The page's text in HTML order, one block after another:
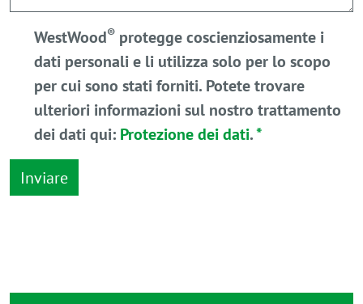
WestWood® protegge coscienziosamente i
dati personali e li utilizza solo per lo scopo
per cui sono stati forniti. Potete trovare
ulteriori informazioni sul nostro trattamento
dei dati qui: Protezione dei dati.*
Inviare